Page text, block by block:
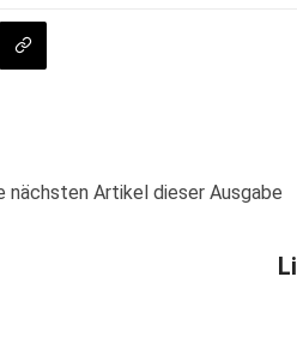
nächsten Artikel dieser Ausgabe